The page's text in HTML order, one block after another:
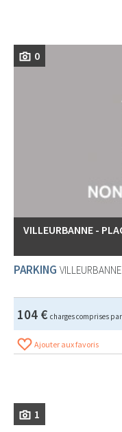
0
VILLEURBANNE -
PARKING VILLEURBANNE
104 € charges comprises
Ajouter aux favoris
1